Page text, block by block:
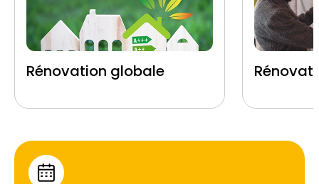
Rénovation globale